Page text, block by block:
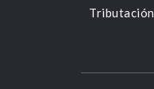
Tributación